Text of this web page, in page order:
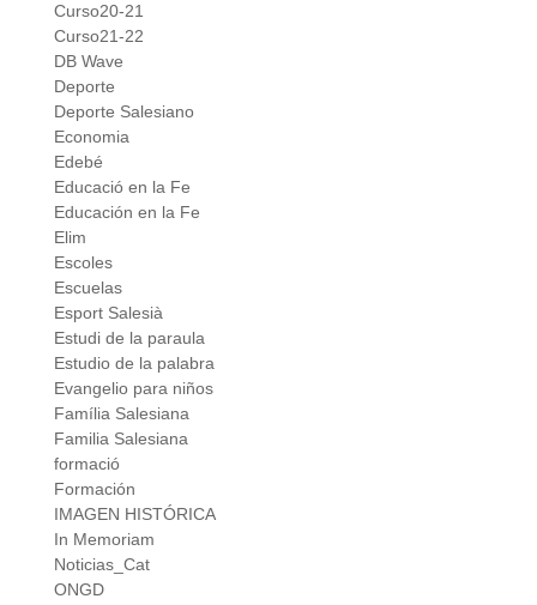
Curso20-21
Curso21-22
DB Wave
Deporte
Deporte Salesiano
Economia
Edebé
Educació en la Fe
Educación en la Fe
Elim
Escoles
Escuelas
Esport Salesià
Estudi de la paraula
Estudio de la palabra
Evangelio para niños
Família Salesiana
Familia Salesiana
formació
Formación
IMAGEN HISTÓRICA
In Memoriam
Noticias_Cat
ONGD